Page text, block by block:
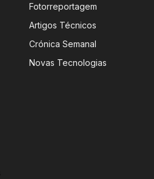
Fotorreportagem
Artigos Técnicos
Crónica Semanal
Novas Tecnologias